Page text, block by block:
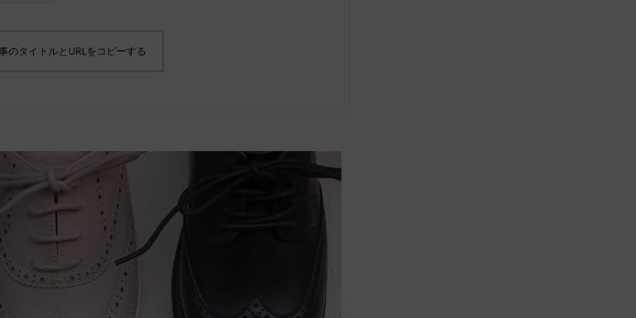
のタイトルとURLをコピーする